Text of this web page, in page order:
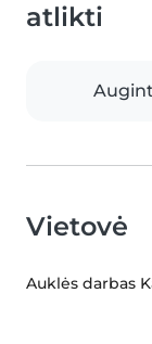
atlikti
Vietovė
Auklės darbas